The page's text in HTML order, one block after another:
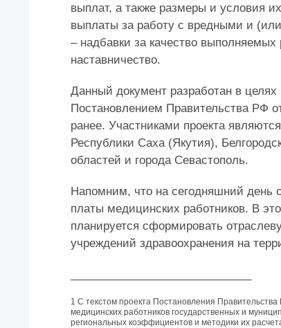
выплат, а также размеры и условия
выплаты за работу с вредными и
– надбавки за качество выполняемых
наставничество.
Данный документ разработан в целях
Постановлением Правительства РФ
ранее. Участниками проекта
Республики Саха (Якутия),
областей и города Севастополь.
Напомним, что на сегодняшний день
платы медицинских работников. В
планируется сформировать
учреждений здравоохранения на
1 С текстом проекта Постановления
медицинских работников государственных и
региональных коэффициентов и методики их